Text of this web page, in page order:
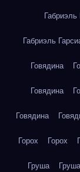
Габриэль
Говядина
Говядина
Говядина
Горох Горох
Груша Груша